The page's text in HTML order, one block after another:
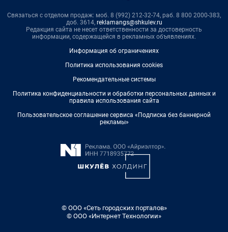
Связаться с отделом продаж: моб. 8 (992) 212-32-74, раб. 8 800 2000-383,
доб. 3614, reklamangs@shkulev.ru
Редакция сайта не несет ответственности за достоверность
информации, содержащейся в рекламных объявлениях.
Информация об ограничениях
Политика использования cookies
Рекомендательные системы
Политика конфиденциальности и обработки персональных данных и
правила использования сайта
Пользовательское соглашение сервиса «Подписка без баннерной
рекламы»
© ООО «Сеть городских порталов»
© ООО «Интернет Технологии»